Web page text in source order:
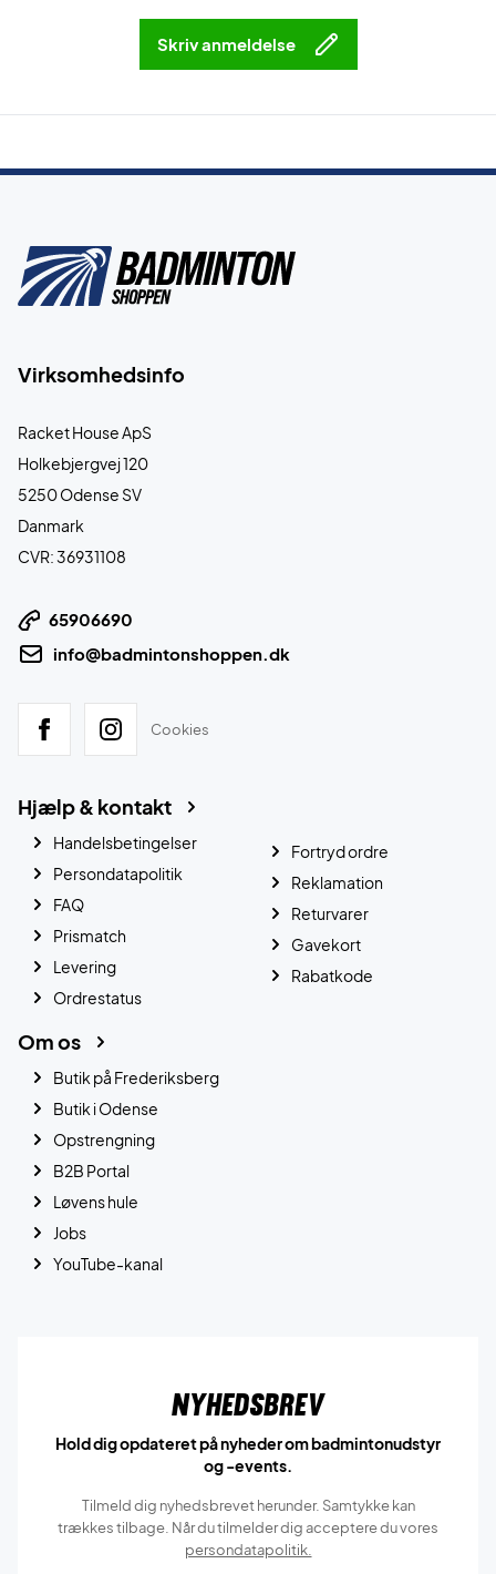
Skriv anmeldelse
Virksomhedsinfo
Racket House ApS
Holkebjergvej 120
5250 Odense SV
Danmark
CVR: 36931108
65906690
info@badmintonshoppen.dk
Cookies
Hjælp & kontakt
Handelsbetingelser
Persondatapolitik
FAQ
Prismatch
Levering
Ordrestatus
Fortryd ordre
Reklamation
Returvarer
Gavekort
Rabatkode
Om os
Butik på Frederiksberg
Butik i Odense
Opstrengning
B2B Portal
Løvens hule
Jobs
YouTube-kanal
Nyhedsbrev
Hold dig opdateret på nyheder om badmintonudstyr
og -events.
Tilmeld dig nyhedsbrevet herunder. Samtykke kan
trækkes tilbage. Når du tilmelder dig acceptere du vores
persondatapolitik.